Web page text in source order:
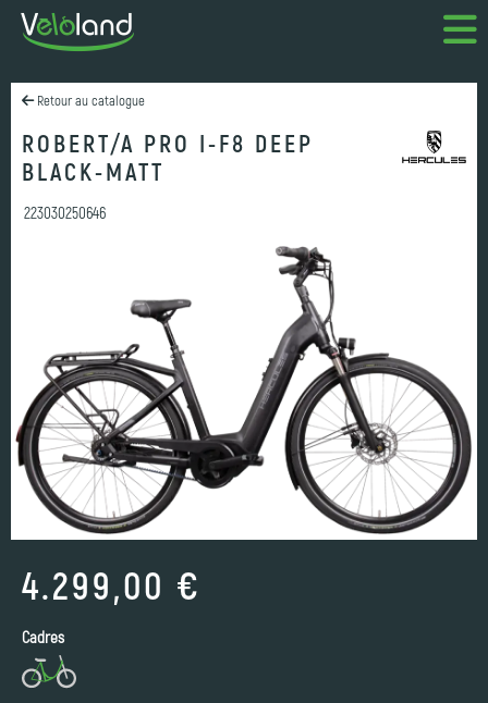
Retour au catalogue
ROBERT/A PRO I-F8 DEEP
BLACK-MATT
223030250646
4.299,00 €
Cadres